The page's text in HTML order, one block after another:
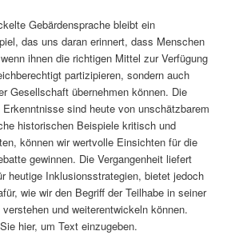
Gebärdensprache bleibt ein
das uns daran erinnert, dass Menschen
ihnen die richtigen Mittel zur Verfügung
partizipieren, sondern auch
Gesellschaft übernehmen können. Die
Erkenntnisse sind heute von unschätzbarem
historischen Beispiele kritisch und
können wir wertvolle Einsichten für die
gewinnen. Die Vergangenheit liefert
heutige Inklusionsstrategien, bietet jedoch
wie wir den Begriff der Teilhabe in seiner
und weiterentwickeln können.
hier, um Text einzugeben.